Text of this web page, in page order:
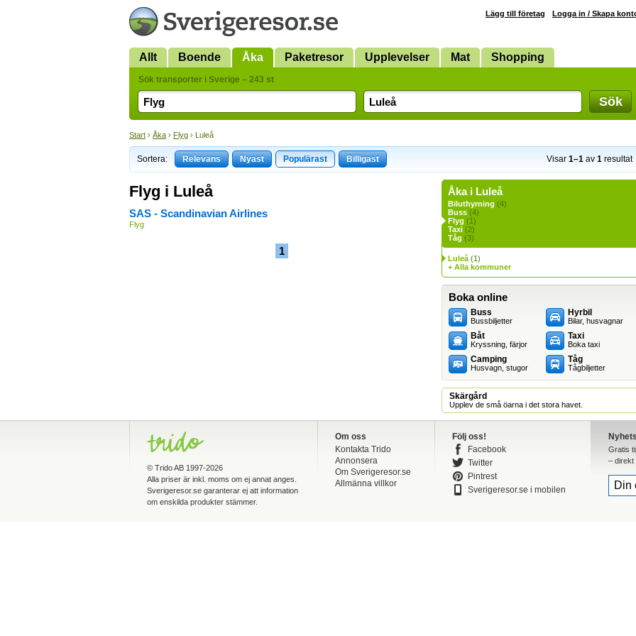
Lägg till företag Logga in / Skapa
Allt Boende Åka Paketresor Upplevelser Mat Shopping
Sök transporter i Sverige – 243 st
Sök
Start › Åka › Flyg › Luleå
Sortera: Relevans Nyast Populärast Billigast Visar 1–1 av 1 resultat
Flyg i Luleå
SAS - Scandinavian Airlines
Flyg
1
Åka i Luleå
Biluthyrning (4)
Buss (4)
Flyg (1)
Taxi (2)
Tåg (3)
Luleå (1)
+ Alla kommuner
Boka online
Buss
Bussbiljetter
Båt
Kryssning, färjor
Camping
Husvagn, stugor
Hyrbil
Bilar, husvagnar
Taxi
Boka taxi
Tåg
Tågbiljetter
Skärgård
Upplev de små öarna i det stora havet.
© Trido AB 1997-2026
Alla priser är inkl. moms om ej annat anges.
Sverigeresor.se garanterar ej att information
om enskilda produkter stämmer.
Om oss
Kontakta Trido
Annonsera
Om Sverigeresor.se
Allmänna villkor
Följ oss!
Facebook
Twitter
Pintrest
Sverigeresor.se i mobilen
Gratis
– direkt